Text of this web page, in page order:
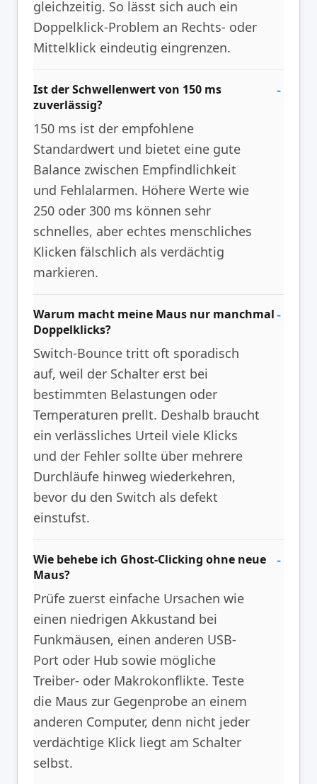
gleichzeitig. So lässt sich auch ein
Doppelklick-Problem an Rechts- oder
Mittelklick eindeutig eingrenzen.
Ist der Schwellenwert von 150 ms
zuverlässig?
150 ms ist der empfohlene
Standardwert und bietet eine gute
Balance zwischen Empfindlichkeit
und Fehlalarmen. Höhere Werte wie
250 oder 300 ms können sehr
schnelles, aber echtes menschliches
Klicken fälschlich als verdächtig
markieren.
Warum macht meine Maus nur manchmal
Doppelklicks?
Switch-Bounce tritt oft sporadisch
auf, weil der Schalter erst bei
bestimmten Belastungen oder
Temperaturen prellt. Deshalb braucht
ein verlässliches Urteil viele Klicks
und der Fehler sollte über mehrere
Durchläufe hinweg wiederkehren,
bevor du den Switch als defekt
einstufst.
Wie behebe ich Ghost-Clicking ohne neue
Maus?
Prüfe zuerst einfache Ursachen wie
einen niedrigen Akkustand bei
Funkmäusen, einen anderen USB-
Port oder Hub sowie mögliche
Treiber- oder Makrokonflikte. Teste
die Maus zur Gegenprobe an einem
anderen Computer, denn nicht jeder
verdächtige Klick liegt am Schalter
selbst.